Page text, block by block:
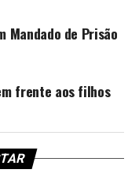
Mandado de Prisão
frente aos filhos